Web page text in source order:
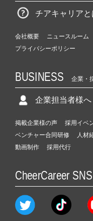
チアキャリアと
会社概要 ニュースルーム
プライバシーポリシー
BUSINESS 企業・
企業担当者様へ
掲載企業様の声 採用イベ
ベンチャー合同研修
人材
動画制作
採用代行
CheerCareer SNS